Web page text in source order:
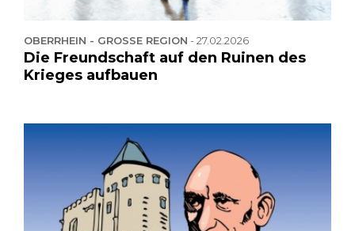
OBERRHEIN - GROSSE REGION -27.02.2026
Die Freundschaft auf den Ruinen des
Krieges aufbauen